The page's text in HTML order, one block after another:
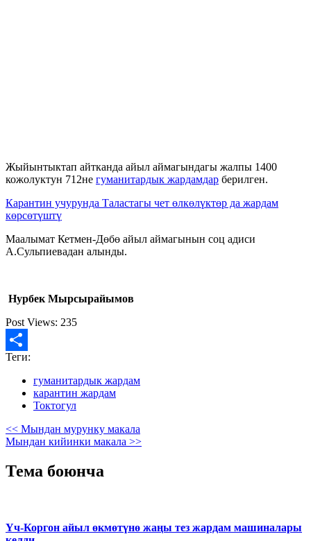
Жыйынтыктап айтканда айыл аймагындагы жалпы 1400
кожолуктун 712не гуманитардык жардамдар берилген.
Карантин учурунда Таластагы чет өлкөлүктөр да жардам
көрсөтүштү
Маалымат Кетмен-Дөбө айыл аймагынын соц адиси
А.Сульпиевадан алынды.
Нурбек Мырсырайымов
Post Views: 235
Отправить
Теги:
гуманитардык жардам
карантин жардам
Токтогул
<< Мындан мурунку макала
Мындан кийинки макала >>
Тема боюнча
Үч-Коргон айыл өкмөтүнө жаңы тез жардам машиналары